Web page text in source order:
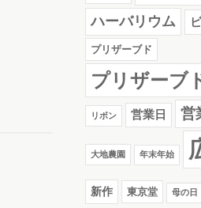
ハーバリウム
プリザーブド
プリザーブ
リボン 営業日 営
大地農園 年末年始
新作 東京堂 母の日